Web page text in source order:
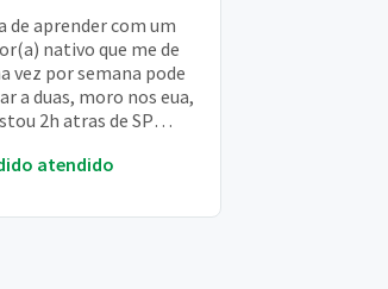
de aprender com um
nativo que me de
vez por semana pode
a duas, moro nos eua,
2h atras de SP
atendido